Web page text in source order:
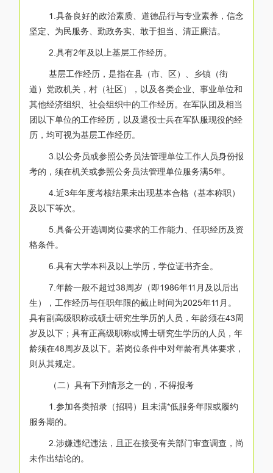
1.具备良好的政治素质、道德品行与专业素养，信念
坚定、为民服务、勤政务实、敢于担当、清正廉洁。
2.具有2年及以上基层工作经历。
基层工作经历，是指在县（市、区）、乡镇（街
道）党政机关，村（社区），以及各类企业、事业单位和
其他经济组织、社会组织中的工作经历。在军队团及相当
团以下单位的工作经历，以及退役士兵在军队服现役的经
历，均可视为基层工作经历。
3.以公务员或参照公务员法管理单位工作人员身份报
考的，须在机关或参照公务员法管理单位服务满5年。
4.近3年年度考核结果未出现基本合格（基本称职）
及以下等次。
5.具备公开选调岗位要求的工作能力、任职经历及资
格条件。
6.具有大学本科及以上学历，学位证书齐全。
7.年龄一般不超过38周岁（即1986年11月及以后出
生），工作经历与任职年限的截止时间为2025年11月。
具有副高级职称或硕士研究生学历的人员，年龄须在43周
岁及以下；具有正高级职称或博士研究生学历的人员，年
龄须在48周岁及以下。若岗位条件中对年龄有具体要求，
则从其规定。
（二）具有下列情形之一的，不得报考
1.参加各类招录（招聘）且未满*低服务年限或履约
服务期的。
2.涉嫌违纪违法，且正在接受有关部门审查调查，尚
未作出结论的。